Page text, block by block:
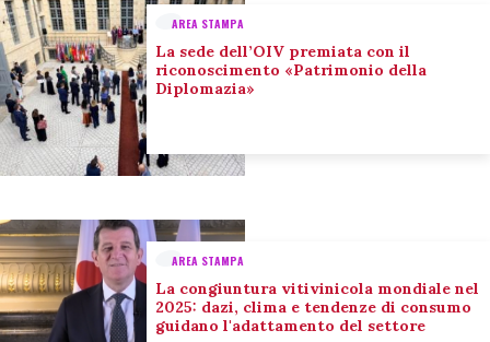
AREA STAMPA
La sede dell’OIV premiata con il
riconoscimento «Patrimonio della
Diplomazia»
AREA STAMPA
La congiuntura vitivinicola mondiale nel
2025: dazi, clima e tendenze di consumo
guidano l'adattamento del settore